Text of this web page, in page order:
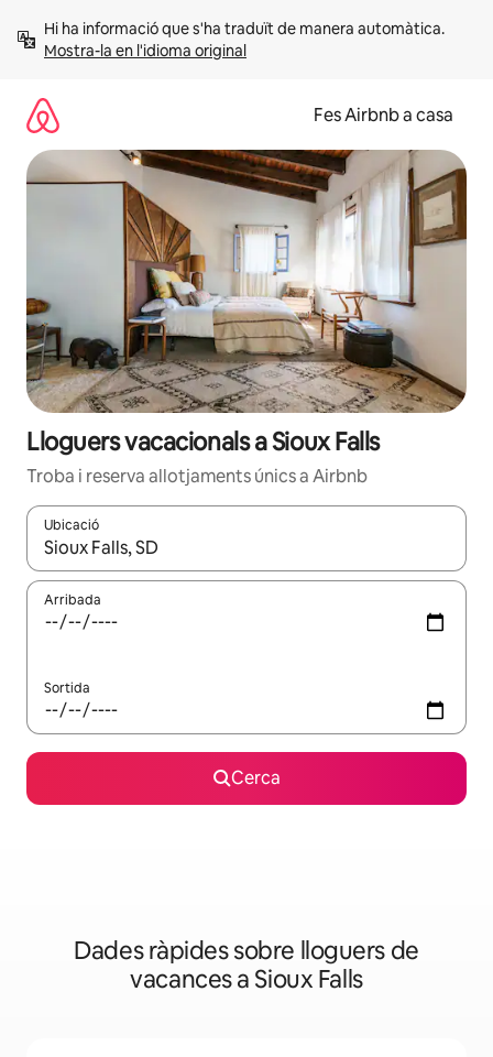
Mostra-la en l'idioma original
Fes Airbnb a casa
Lloguers vacacionals a Sioux Falls
Troba i reserva allotjaments únics a Airbnb
Ubicació
Quan els resultats estiguin disponibles, podràs navegar-hi a
Arribada
Sortida
Cerca
Dades ràpides sobre lloguers de
vacances a Sioux Falls